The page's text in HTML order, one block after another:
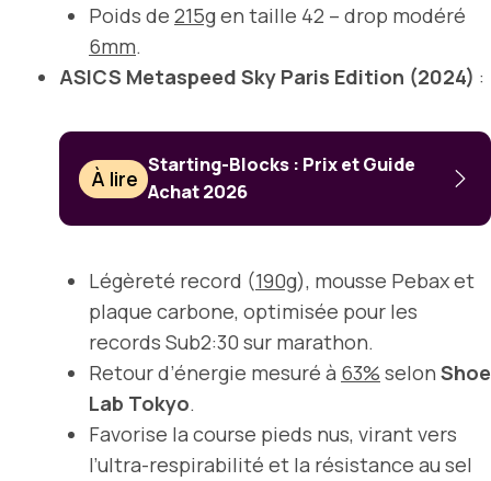
Poids de 215gen taille 42 – drop modéré
6mm.
ASICS Metaspeed Sky Paris Edition (2024) :
À lire
Starting-Blocks : Prix et Guide
Achat 2026
Légèreté record (190g), mousse Pebax et
plaque carbone, optimisée pour les
records Sub2:30 sur marathon.
Retour d’énergie mesuré à 63% selon Shoe
Lab Tokyo.
Favorise la course pieds nus, virant vers
l’ultra-respirabilité et la résistance au sel